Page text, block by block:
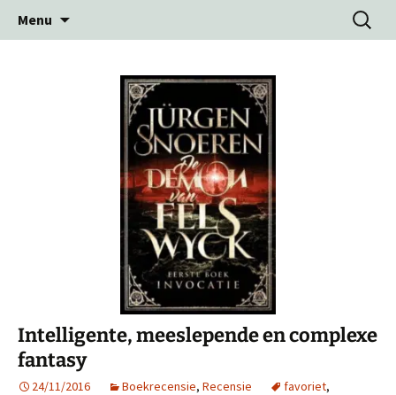
Menu
Zoeken
naar:
Intelligente, meeslepende en complexe
fantasy
24/11/2016 Boekrecensie, Recensie favoriet,